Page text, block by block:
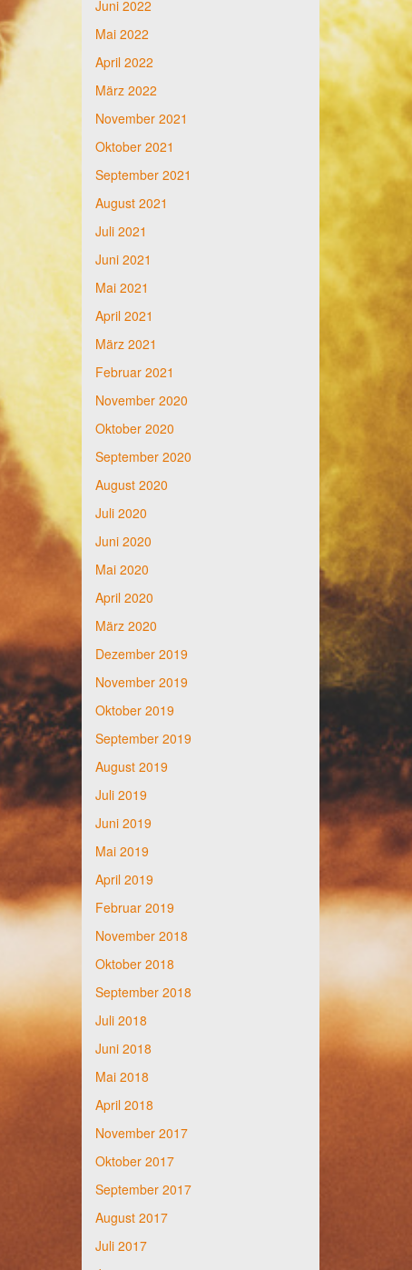
Juni 2022
Mai 2022
April 2022
März 2022
November 2021
Oktober 2021
September 2021
August 2021
Juli 2021
Juni 2021
Mai 2021
April 2021
März 2021
Februar 2021
November 2020
Oktober 2020
September 2020
August 2020
Juli 2020
Juni 2020
Mai 2020
April 2020
März 2020
Dezember 2019
November 2019
Oktober 2019
September 2019
August 2019
Juli 2019
Juni 2019
Mai 2019
April 2019
Februar 2019
November 2018
Oktober 2018
September 2018
Juli 2018
Juni 2018
Mai 2018
April 2018
November 2017
Oktober 2017
September 2017
August 2017
Juli 2017